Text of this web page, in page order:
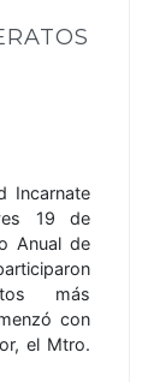
Incarnate
19 de
Anual de
más
con
el Mtro.